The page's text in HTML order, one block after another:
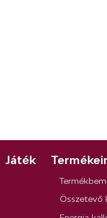
Játék
Összetevő